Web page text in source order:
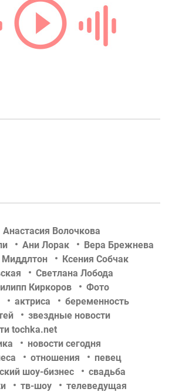
Анастасия Волочкова
Ани Лорак
Вера Брежнева
Миддлтон
Ксения Собчак
Светлана Лобода
Киркоров
Фото
актриса
беременность
звездные новости
tochka.net
новости сегодня
отношения
певец
шоу-бизнес
свадьба
тв-шоу
телеведущая